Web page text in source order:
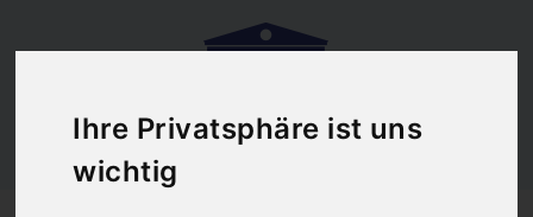
Ihre Privatsphäre ist uns
wichtig